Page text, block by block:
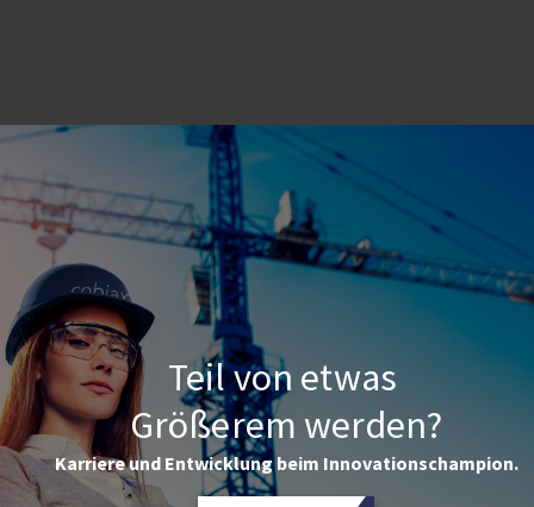
Teil von etwas
Größerem werden?
Karriere und Entwicklung beim Innovationschampion.